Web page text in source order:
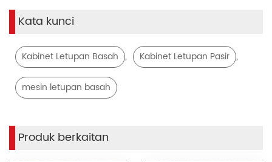
Kata kunci
Kabinet Letupan Basah , Kabinet Letupan Pasir ,
mesin letupan basah
Produk berkaitan